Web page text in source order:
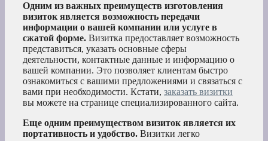
Одним из важных преимуществ изготовления
визиток является возможность передачи
информации о вашей компании или услуге в
сжатой форме. Визитка предоставляет возможность
представиться, указать основные сферы
деятельности, контактные данные и информацию о
вашей компании. Это позволяет клиентам быстро
ознакомиться с вашими предложениями и связаться с
вами при необходимости. Кстати, заказать визитки
вы можете на странице специализированного сайта.
Еще одним преимуществом визиток является их
портативность и удобство. Визитки легко